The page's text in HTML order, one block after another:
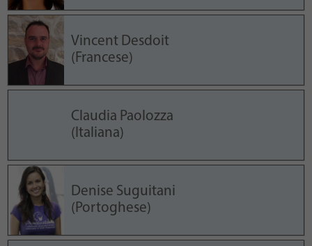
Vincent Desdoit
(Francese)
Claudia Paolozza
(Italiana)
Denise Suguitani
(Portoghese)